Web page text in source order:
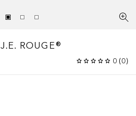
J.E. ROUGE®
0 (0)